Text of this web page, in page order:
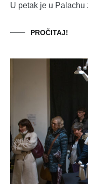
U petak je u
PROČITAJ!